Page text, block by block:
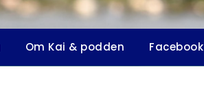
Om Kai & podden Facebook